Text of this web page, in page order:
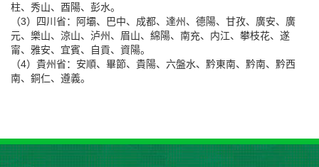
柱、秀山、酉陽、彭水。
（3）四川省：阿壩、巴中、成都、達州、德陽、甘孜、廣安、廣
元、樂山、涼山、泸州、眉山、綿陽、南充、内江、攀枝花、遂
甯、雅安、宜賓、自貢、資陽。
（4）貴州省：安順、畢節、貴陽、六盤水、黔東南、黔南、黔西
南、銅仁、遵義。